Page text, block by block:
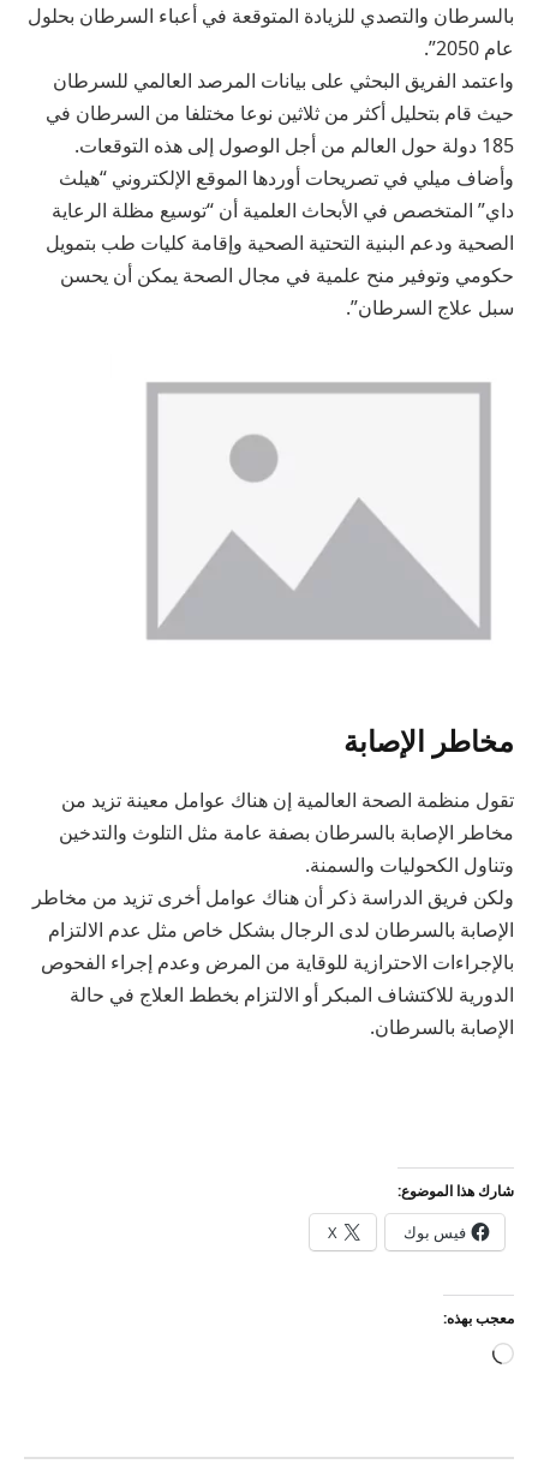
بالسرطان والتصدي للزيادة المتوقعة في أعباء السرطان بحلول
عام 2050”.
واعتمد الفريق البحثي على بيانات المرصد العالمي للسرطان
حيث قام بتحليل أكثر من ثلاثين نوعا مختلفا من السرطان في
185 دولة حول العالم من أجل الوصول إلى هذه التوقعات.
وأضاف ميلي في تصريحات أوردها الموقع الإلكتروني “هيلث
داي” المتخصص في الأبحاث العلمية أن “توسيع مظلة الرعاية
الصحية ودعم البنية التحتية الصحية وإقامة كليات طب بتمويل
حكومي وتوفير منح علمية في مجال الصحة يمكن أن يحسن
سبل علاج السرطان”.
مخاطر الإصابة
تقول منظمة الصحة العالمية إن هناك عوامل معينة تزيد من
مخاطر الإصابة بالسرطان بصفة عامة مثل التلوث والتدخين
وتناول الكحوليات والسمنة.
ولكن فريق الدراسة ذكر أن هناك عوامل أخرى تزيد من مخاطر
الإصابة بالسرطان لدى الرجال بشكل خاص مثل عدم الالتزام
بالإجراءات الاحترازية للوقاية من المرض وعدم إجراء الفحوص
الدورية للاكتشاف المبكر أو الالتزام بخطط العلاج في حالة
الإصابة بالسرطان.
شارك هذا الموضوع:
فيس بوك X
معجب بهذه:
جاري